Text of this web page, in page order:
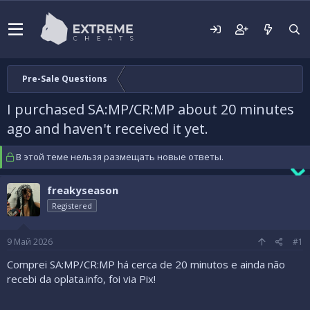
Pre-Sale Questions
I purchased SA:MP/CR:MP about 20 minutes
ago and haven't received it yet.
В этой теме нельзя размещать новые ответы.
freakyseason
Registered
9 Май 2026 #1
Comprei SA:MP/CR:MP há cerca de 20 minutos e ainda não
recebi da oplata.info, foi via Pix!